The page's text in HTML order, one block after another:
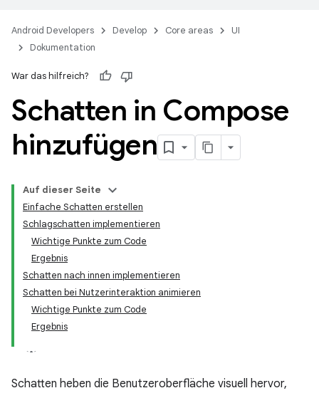
Android Developers Develop Core areas
UI
Dokumentation
War das hilfreich?
Schatten in Compose
hinzufügen
Auf dieser Seite
Einfache Schatten erstellen
Schlagschatten implementieren
Wichtige Punkte zum Code
Ergebnis
Schatten nach innen implementieren
Schatten bei Nutzerinteraktion animieren
Wichtige Punkte zum Code
Ergebnis
Schatten heben die Benutzeroberfläche visuell hervor,